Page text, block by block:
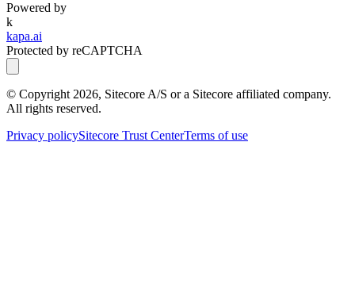
Powered by
k
kapa.ai
Protected by reCAPTCHA
© Copyright 2026, Sitecore A/S or a Sitecore affiliated company.
All rights reserved.
Privacy policySitecore Trust CenterTerms of use